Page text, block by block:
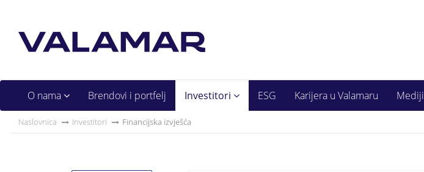
O nama Brendovi i portfelj Investitori ESG Karijera u Valamaru Mediji
Naslovnica Investitori Financijska izvješća